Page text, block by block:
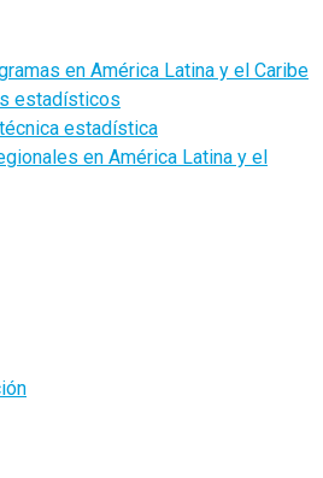
en América Latina y el Caribe
estadísticos
estadística
en América Latina y el